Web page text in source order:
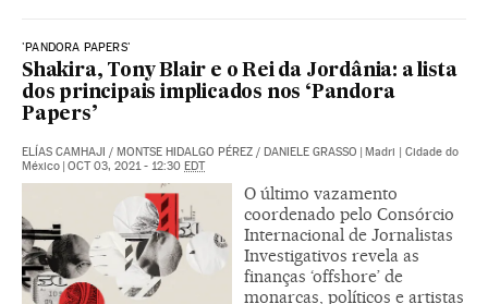
'PANDORA PAPERS'
Shakira, Tony Blair e o Rei da Jordânia: a lista
dos principais implicados nos ‘Pandora
Papers’
ELÍAS CAMHAJI / MONTSE HIDALGO PÉREZ / DANIELE GRASSO | Madri | Cidade do
México | OCT 03, 2021 - 12:30 EDT
O último vazamento
coordenado pelo Consórcio
Internacional de Jornalistas
Investigativos revela as
finanças ‘offshore’ de
monarcas, políticos e artistas